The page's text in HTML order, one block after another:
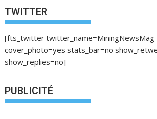
TWITTER
[fts_twitter twitter_name=MiningNewsMag
cover_photo=yes stats_bar=no
show_replies=no]
PUBLICITÉ